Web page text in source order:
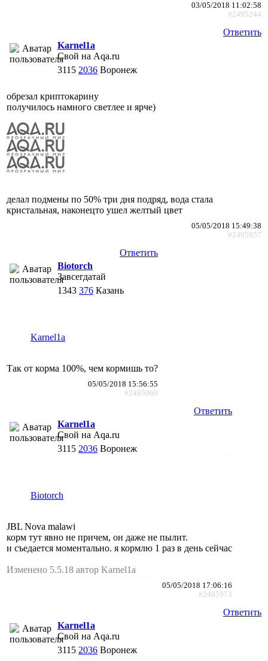
03/05/2018 11:02:58
#2495244
Ответить
Karnel1a
Свой на Aqa.ru
3115 2036 Воронеж
обрезал криптокарину
получилось намного светлее и ярче)
делал подмены по 50% три дня подряд, вода стала
кристальная, наконецто ушел желтый цвет
05/05/2018 15:49:38
#2495957
Ответить
Biotorch
Завсегдатай
1343 376 Казань
Karnel1a
Так от корма 100%, чем кормишь то?
05/05/2018 15:56:55
#2495960
Ответить
Karnel1a
Свой на Aqa.ru
3115 2036 Воронеж
Biotorch
JBL Nova malawi
корм тут явно не причем, он даже не пылит.
и съедается моментально. я кормлю 1 раз в день сейчас
Изменено 5.5.18 автор Karnel1a
05/05/2018 17:06:16
#2495973
Ответить
Karnel1a
Свой на Aqa.ru
3115 2036 Воронеж